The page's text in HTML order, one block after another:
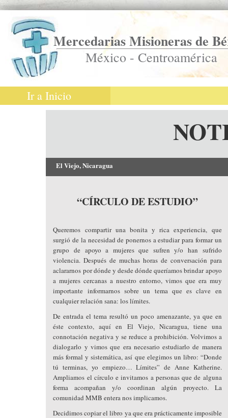
Mercedarias Misioneras de
México - Centroamérica
Ir a Inicio
El Viejo, Nicaragua
“CÍRCULO DE ESTUDIO”
Queremos compartir una bonita y rica experiencia, que
surgió de la necesidad de ponernos a estudiar para formar un
grupo de apoyo a mujeres que sufren y/o han sufrido
violencia. Después de muchas horas de conversación para
aclararnos por dónde y desde dónde queríamos brindar apoyo
a mujeres cercanas a nuestro entorno, vimos que era muy
importante informarnos sobre un tema que es clave en
cualquier relación sana: los límites.
De entrada el tema resultó un poco amenazante, ya que en
éste contexto, aquí en El Viejo, Nicaragua, tiene una
connotación negativa y se reduce a prohibición. Volvimos a
dialogarlo y vimos que era necesario estudiarlo de manera
más formal y sistemática, así que elegimos un libro: “Donde
tú terminas, yo empiezo… Límites” de Anne Katherine.
Ampliamos el círculo e invitamos a personas que de alguna
forma acompañan y/o coordinan algún proyecto. La
comunidad MMB entera nos implicamos.
Decidimos copiar el libro ya que era prácticamente imposible